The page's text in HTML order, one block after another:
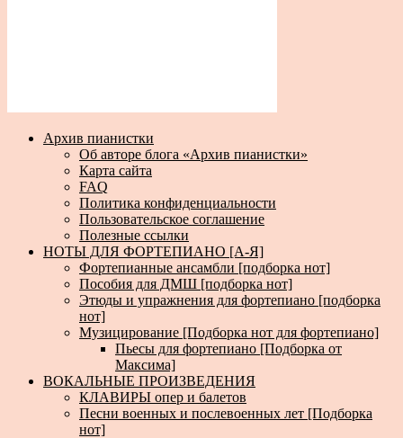
Архив пианистки
Об авторе блога «Архив пианистки»
Карта сайта
FAQ
Политика конфиденциальности
Пользовательское соглашение
Полезные ссылки
НОТЫ ДЛЯ ФОРТЕПИАНО [А-Я]
Фортепианные ансамбли [подборка нот]
Пособия для ДМШ [подборка нот]
Этюды и упражнения для фортепиано [подборка
нот]
Музицирование [Подборка нот для фортепиано]
Пьесы для фортепиано [Подборка от
Максима]
ВОКАЛЬНЫЕ ПРОИЗВЕДЕНИЯ
КЛАВИРЫ опер и балетов
Песни военных и послевоенных лет [Подборка
нот]